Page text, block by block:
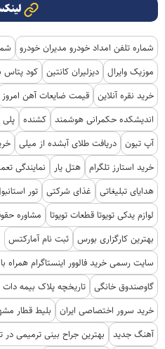
شماره تلفن امداد خودرو مدیران خودرو
موزیک وایرال دیزلیران کانتین کود پتاس
خرید نقره آنلاین قیمت ضایعات آهن امروز
اندیشکده حکمرانی هوشمند کشنده
آپ تیون دریافت طلای آبشده از میلی
خرید استارز تلگرام هتل یار نمایندگی
هدایای تبلیغاتی
غذای شرکتی تور
لوازم یدکی تویوتا قطعات تویوتا
مشاوره
بهترین کارگزاری بورس ثبت نام آمارکتس
سایت رسمی خرید فالوور اینستاگرام همراه
گاوصندوق خانگی تاریخچه پلاک بیمه دات
خرید سرور اختصاصی ایران
بلیط قطار
آهنگ جدید
بهترین جراح بینی ترمیمی در